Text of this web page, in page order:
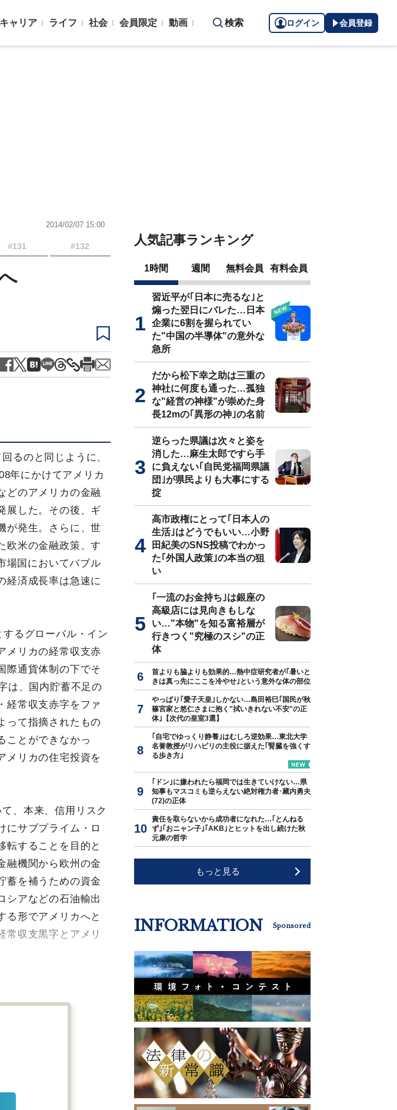
キャリア ライフ 社会 会員限定 動画 検索 ログイン 会員登録
2014/02/07 15:00
#131 #132
るのと同じように、
年にかけてアメリカ
どのアメリカの金融
展した。その後、ギ
が発生。さらに、世
欧米の金融政策、す
場国においてバブル
経済成長率は急速に
るグローバル・イン
メリカの経常収支赤
際通貨体制の下でそ
は、国内貯蓄不足の
経常収支赤字をファ
って指摘されたもの
ことができなかっ
メリカの住宅投資を
、本来、信用リスク
にサブプライム・ロ
転することを目的と
融機関から欧州の金
蓄を補うための資金
シアなどの石油輸出
る形でアメリカへと
常収支黒字とアメリ
人気記事ランキング
1時間 週間 無料会員 有料会員
習近平が｢日本に売るな｣と
煽った翌日にバレた…日本
企業に6割を握られてい
た"中国の半導体"の意外な
急所
だから松下幸之助は三重の
神社に何度も通った…孤独
な"経営の神様"が崇めた身
長12mの｢異形の神｣の名前
逆らった県議は次々と姿を
消した…麻生太郎ですら手
に負えない｢自民党福岡県議
団｣が県民よりも大事にする
掟
高市政権にとって｢日本人の
生活｣はどうでもいい…小野
田紀美のSNS投稿でわかっ
た｢外国人政策｣の本当の狙
い
｢一流のお金持ち｣は銀座の
高級店には見向きもしな
い…"本物"を知る富裕層が
行きつく"究極のスシ"の正
体
首よりも脇よりも効果的…熱中症研究者が｢暑いと
きは真っ先にここを冷やせ｣という意外な体の部位
やっぱり｢愛子天皇｣しかない…島田裕巳｢国民が秋
篠宮家と悠仁さまに抱く"拭いきれない不安"の正
体｣【次代の皇室3選】
｢自宅でゆっくり静養｣はむしろ逆効果…東北大学
名誉教授がリハビリの主役に据えた｢腎臓を強くす
る歩き方｣
｢ドン｣に嫌われたら福岡では生きていけない…県
知事もマスコミも逆らえない絶対権力者･藏内勇夫
(72)の正体
責任を取らないから成功者になれた…｢とんねる
ず｣｢おニャン子｣｢AKB｣とヒットを出し続けた秋
元康の哲学
もっと見る
INFORMATION Sponsored